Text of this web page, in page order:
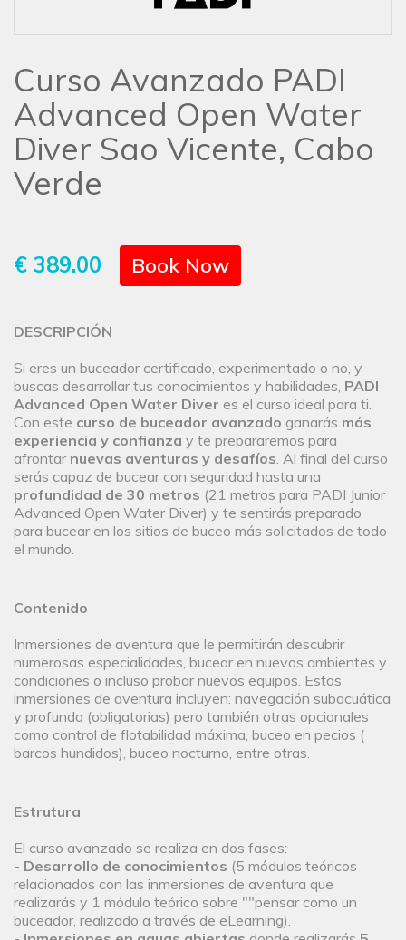
Curso Avanzado PADI
Advanced Open Water
Diver Sao Vicente, Cabo
Verde
€ 389.00 Book Now
DESCRIPCIÓN
Si eres un buceador certificado, experimentado o no, y
buscas desarrollar tus conocimientos y habilidades, PADI
Advanced Open Water Diver es el curso ideal para ti.
Con este curso de buceador avanzado ganarás más
experiencia y confianza y te prepararemos para
afrontar nuevas aventuras y desafíos. Al final del curso
serás capaz de bucear con seguridad hasta una
profundidad de 30 metros (21 metros para PADI Junior
Advanced Open Water Diver) y te sentirás preparado
para bucear en los sitios de buceo más solicitados de todo
el mundo.
Contenido
Inmersiones de aventura que le permitirán descubrir
numerosas especialidades, bucear en nuevos ambientes y
condiciones o incluso probar nuevos equipos. Estas
inmersiones de aventura incluyen: navegación subacuática
y profunda (obligatorias) pero también otras opcionales
como control de flotabilidad máxima, buceo en pecios (
barcos hundidos), buceo nocturno, entre otras.
Estrutura
El curso avanzado se realiza en dos fases:
- Desarrollo de conocimientos (5 módulos teóricos
relacionados con las inmersiones de aventura que
realizarás y 1 módulo teórico sobre ""pensar como un
buceador, realizado a través de eLearning).